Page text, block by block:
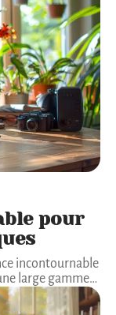
pour
incontournable
large gamme…